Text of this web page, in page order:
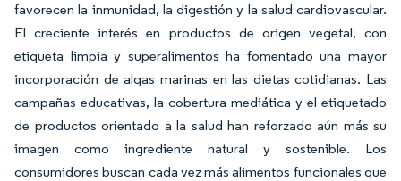
favorecen la inmunidad, la digestión y la salud cardiovascular.
El creciente interés en productos de origen vegetal, con
etiqueta limpia y superalimentos ha fomentado una mayor
incorporación de algas marinas en las dietas cotidianas. Las
campañas educativas, la cobertura mediática y el etiquetado
de productos orientado a la salud han reforzado aún más su
imagen como ingrediente natural y sostenible. Los
consumidores buscan cada vez más alimentos funcionales que